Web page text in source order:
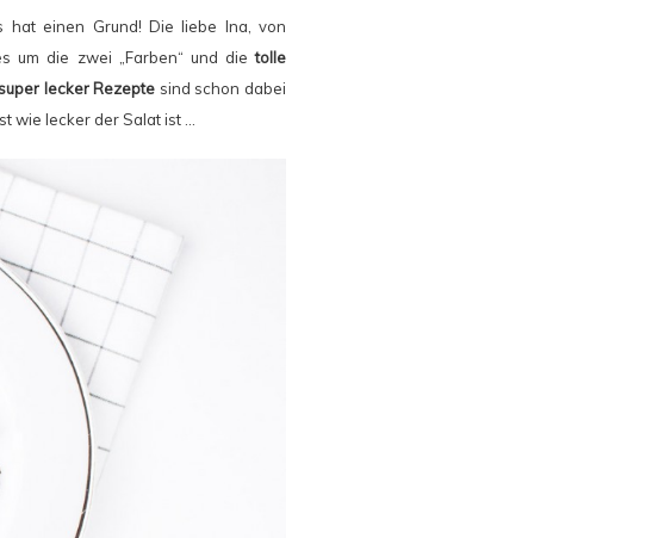
hat einen Grund! Die liebe Ina, von
um die zwei „Farben“ und die tolle
lecker Rezepte sind schon dabei
wie lecker der Salat ist …